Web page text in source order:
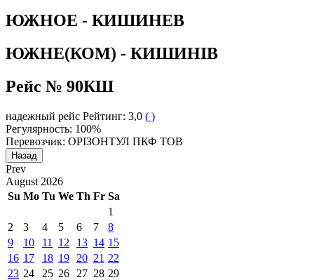
ЮЖНОЕ - КИШИНЕВ
ЮЖНЕ(КОМ) - КИШИНІВ
Рейс № 90КШ
надежный рейс Рейтинг: 3,0 ( )
Регулярность: 100%
Перевозчик: ОРІЗОНТУЛ ПКФ ТОВ
Назад
Prev
August 2026
Su Mo Tu We Th Fr Sa
1
2
3 4 5 6 7
8
9
10 11 12 13 14 15
16 17 18 19 20 21 22
23 24 25 26 27 28 29